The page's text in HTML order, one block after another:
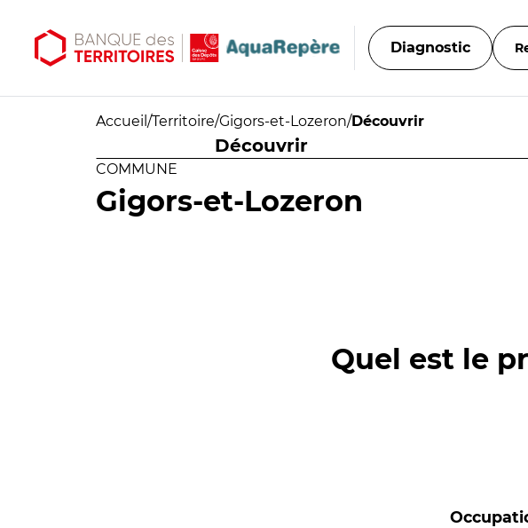
Diagnostic
Accueil /Territoire/Gigors-et-Lozeron/Découvrir
Découvrir
COMMUNE
Gigors-et-Lozeron
Quel est le